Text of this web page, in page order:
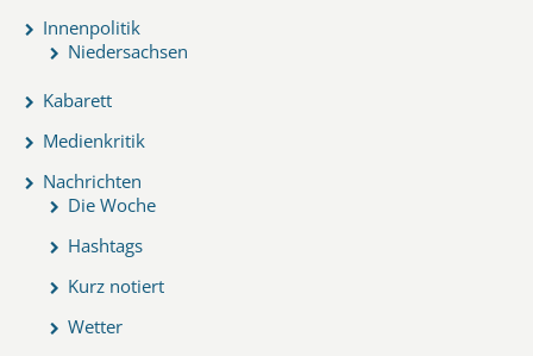
Innenpolitik
Niedersachsen
Kabarett
Medienkritik
Nachrichten
Die Woche
Hashtags
Kurz notiert
Wetter